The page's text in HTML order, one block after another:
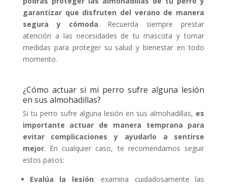
garantizar que disfruten del verano de manera
segura y cómoda. Recuerda siempre prestar
atención a las necesidades de tu mascota y tomar
medidas para proteger su salud y bienestar en todo
momento.
¿Cómo actuar si mi perro sufre alguna lesión
en sus almohadillas?
Si tu perro sufre alguna lesión en sus almohadillas, es
importante actuar de manera temprana para
evitar complicaciones y ayudarlo a sentirse
mejor. En cualquier caso, te recomendamos seguir
estos pasos:
Evalúa la lesión: examina cuidadosamente las